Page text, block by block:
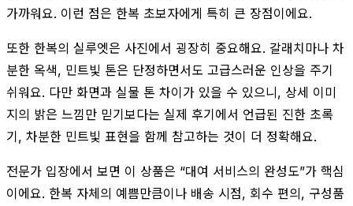
가까워요. 이런 점은 한복 초보자에게 특히 큰 장점이에요.
또한 한복의 실루엣은 사진에서 굉장히 중요해요. 갈래치마나 차
분한 옥색, 민트빛 톤은 단정하면서도 고급스러운 인상을 주기
쉬워요. 다만 화면과 실물 톤 차이가 있을 수 있으니, 상세 이미
지의 밝은 느낌만 믿기보다는 실제 후기에서 언급된 진한 초록
기, 차분한 민트빛 표현을 함께 참고하는 것이 더 정확해요.
전문가 입장에서 보면 이 상품은 “대여 서비스의 완성도”가 핵심
이에요. 한복 자체의 예쁨만큼이나 배송 시점, 회수 편의, 구성품